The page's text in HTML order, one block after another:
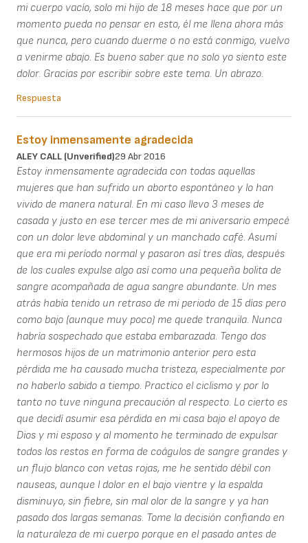
mi cuerpo vacío, solo mi hijo de 18 meses hace que por un
momento pueda no pensar en esto, él me llena ahora más
que nunca, pero cuando duerme o no está conmigo, vuelvo
a venirme abajo. Es bueno saber que no solo yo siento este
dolor. Gracias por escribir sobre este tema. Un abrazo.
Respuesta
Estoy inmensamente agradecida
ALEY CALL (unverified)29 Abr 2016
Estoy inmensamente agradecida con todas aquellas
mujeres que han sufrido un aborto espontáneo y lo han
vivido de manera natural. En mi caso llevo 3 meses de
casada y justo en ese tercer mes de mi aniversario empecé
con un dolor leve abdominal y un manchado café. Asumí
que era mi período normal y pasaron así tres días, después
de los cuales expulse algo así como una pequeña bolita de
sangre acompañada de agua sangre abundante. Un mes
atrás había tenido un retraso de mi periodo de 15 días pero
como bajo (aunque muy poco) me quede tranquila. Nunca
habría sospechado que estaba embarazada. Tengo dos
hermosos hijos de un matrimonio anterior pero esta
pérdida me ha causado mucha tristeza, especialmente por
no haberlo sabido a tiempo. Practico el ciclismo y por lo
tanto no tuve ninguna precaución al respecto. Lo cierto es
que decidí asumir esa pérdida en mi casa bajo el apoyo de
Dios y mi esposo y al momento he terminado de expulsar
todos los restos en forma de coágulos de sangre grandes y
un flujo blanco con vetas rojas, me he sentido débil con
nauseas, aunque l dolor en el bajo vientre y la espalda
disminuyo, sin fiebre, sin mal olor de la sangre y ya han
pasado dos largas semanas. Tome la decisión confiando en
la naturaleza de mi cuerpo porque en el pasado antes de